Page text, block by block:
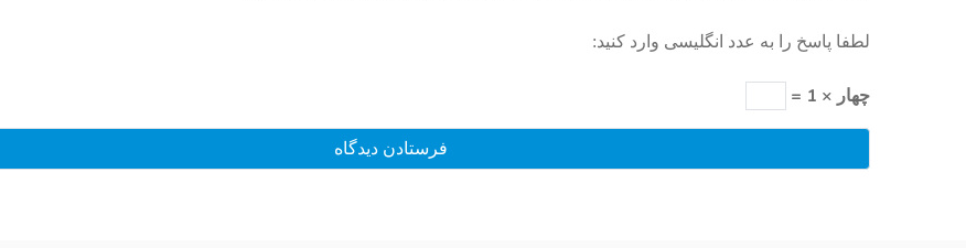
لطفا پاسخ را به عدد انگلیسی وارد کنید:
چهار × 1 =